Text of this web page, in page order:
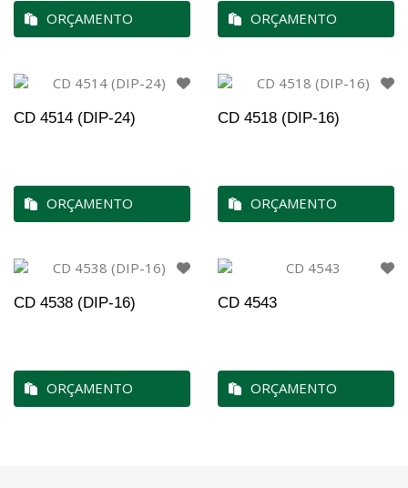
ORÇAMENTO ORÇAMENTO
CD 4514 (DIP-24)
ORÇAMENTO
CD 4518 (DIP-16)
ORÇAMENTO
CD 4538 (DIP-16)
ORÇAMENTO
CD 4543
ORÇAMENTO